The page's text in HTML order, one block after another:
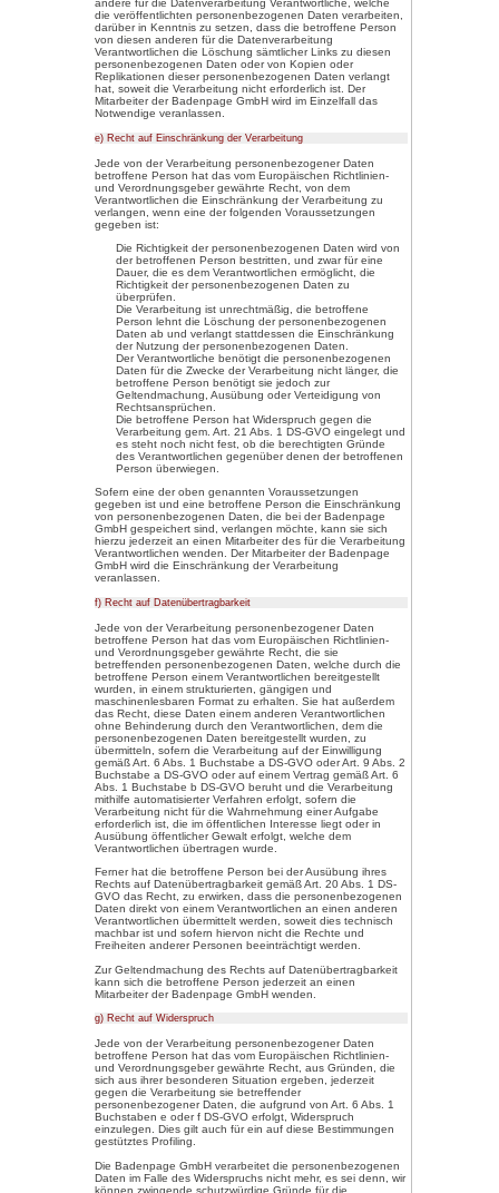
Nutzern dieser Internetseite
bereitstellen, die ohne die
Mittels eines Cookies können
auf unserer Internetseite im
werden. Cookies ermöglichen
Benutzer unserer Internetseite
Wiedererkennung ist es, den
Internetseite zu erleichtern.
Cookies verwendet, muss
der Internetseite erneut seine
von der Internetseite und dem
Benutzers abgelegten Cookie
Beispiel ist das Cookie eines
Online-Shop merkt sich die
virtuellen Warenkorb gelegt
Die betroffene Person kann
unsere Internetseite jederzeit
Einstellung des genutzten
damit der Setzung von
können bereits gesetzte
Internetbrowser oder andere
werden. Dies ist in allen
Deaktiviert die betroffene
dem genutzten
Funktionen unserer
4. Erfassung von allgemeinen
Die Internetseite der
der Internetseite durch eine
automatisiertes System eine
Informationen. Diese
werden in den Logfiles des
können die (1) verwendeten
das vom zugreifenden System
die Internetseite, von welcher
unsere Internetseite gelangt
Unterwebseiten, welche über
unserer Internetseite
die Uhrzeit eines Zugriffs auf
Protokoll-Adresse (IP-
des zugreifenden Systems und
Informationen, die der
auf unsere